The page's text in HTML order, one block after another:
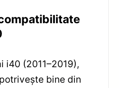
i40 (2011–2019),
bine din